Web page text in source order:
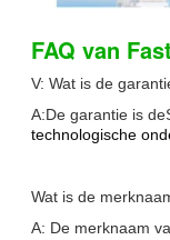
FAQ van
V: Wat is de
A:De garantie is de
technologische
Wat is de
A: De merknaam